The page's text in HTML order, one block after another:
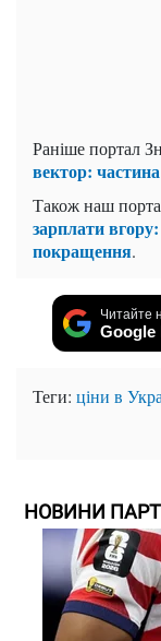
Раніше портал
вектор:
Також наш
зарплати
покращення.
Читайте
Google
Теги: ціни в
НОВИНИ